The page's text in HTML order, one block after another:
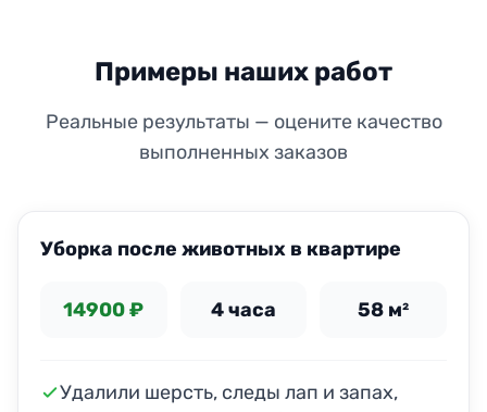
Примеры наших работ
Реальные результаты — оцените качество
выполненных заказов
Уборка после животных в квартире
14900 ₽ 4 часа 58 м²
Удалили шерсть, следы лап и запах,